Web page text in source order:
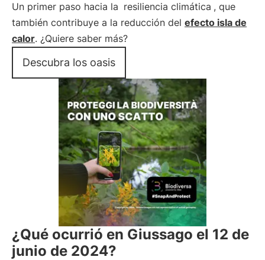
Un primer paso hacia la resiliencia climática , que
también contribuye a la reducción del efecto isla de
calor. ¿Quiere saber más?
Descubra los oasis
¿Qué ocurrió en Giussago el 12 de
junio de 2024?